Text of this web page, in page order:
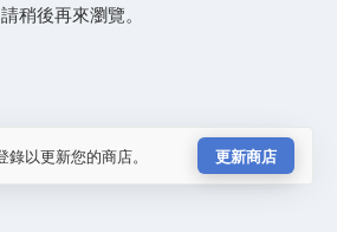
請稍後再來瀏覽。
以更新您的商店。 更新商店